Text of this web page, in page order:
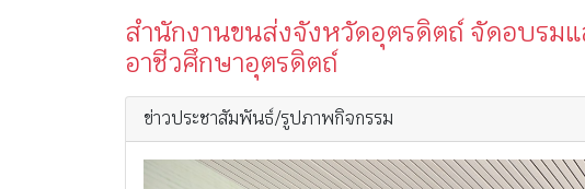
สำนักงานขนส่งจังหวัดอุตรดิตถ์ จัดอบรม
อาชีวศึกษาอุตรดิตถ์
ข่าวประชาสัมพันธ์/รูปภาพกิจกรรม